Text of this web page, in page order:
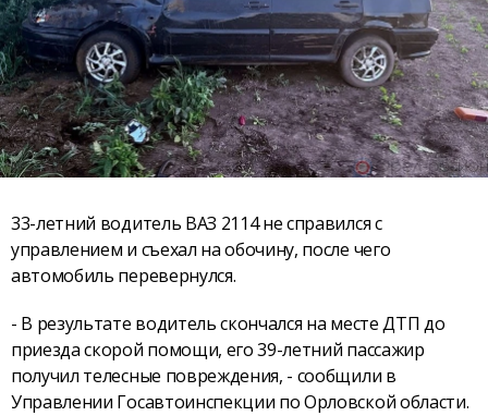
33-летний водитель ВАЗ 2114 не справился с
управлением и съехал на обочину, после чего
автомобиль перевернулся.
- В результате водитель скончался на месте ДТП до
приезда скорой помощи, его 39-летний пассажир
получил телесные повреждения, - сообщили в
Управлении Госавтоинспекции по Орловской области.